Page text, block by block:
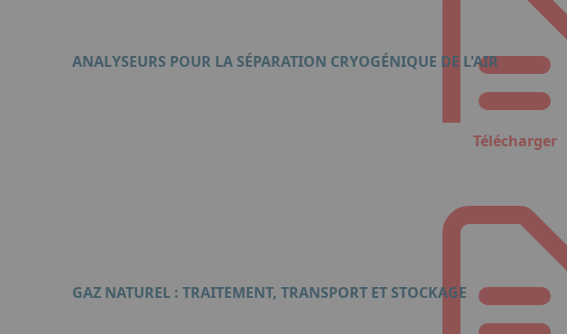
ANALYSEURS POUR LA SÉPARATION CRYOGÉNIQUE DE L'AIR
Télécharger
GAZ NATUREL : TRAITEMENT, TRANSPORT ET STOCKAGE